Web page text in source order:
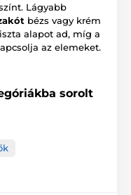
Lágyabb
bézs vagy krém
alapot ad, míg a
az elemeket.
sorolt